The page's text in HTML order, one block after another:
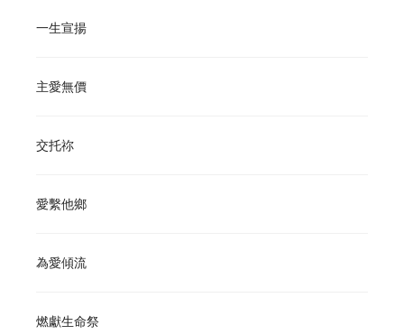
一生宣揚
主愛無價
交托祢
愛繫他鄉
為愛傾流
燃獻生命祭